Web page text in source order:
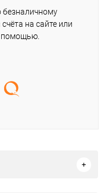
безналичному
на сайте или
помощью.